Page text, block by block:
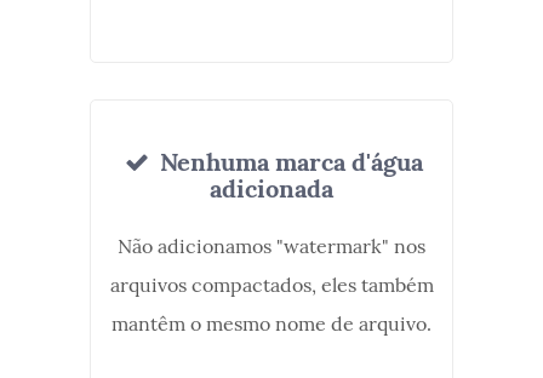
Nenhuma marca d'água
adicionada
Não adicionamos "watermark" nos
arquivos compactados, eles também
mantêm o mesmo nome de arquivo.